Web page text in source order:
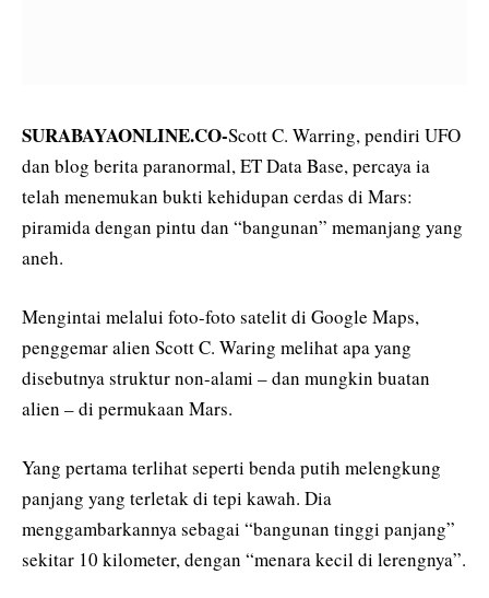
SURABAYAONLINE.CO-Scott C. Warring, pendiri UFO
dan blog berita paranormal, ET Data Base, percaya ia
telah menemukan bukti kehidupan cerdas di Mars:
piramida dengan pintu dan “bangunan” memanjang yang
aneh.
Mengintai melalui foto-foto satelit di Google Maps,
penggemar alien Scott C. Waring melihat apa yang
disebutnya struktur non-alami – dan mungkin buatan
alien – di permukaan Mars.
Yang pertama terlihat seperti benda putih melengkung
panjang yang terletak di tepi kawah. Dia
menggambarkannya sebagai “bangunan tinggi panjang”
sekitar 10 kilometer, dengan “menara kecil di lerengnya”.